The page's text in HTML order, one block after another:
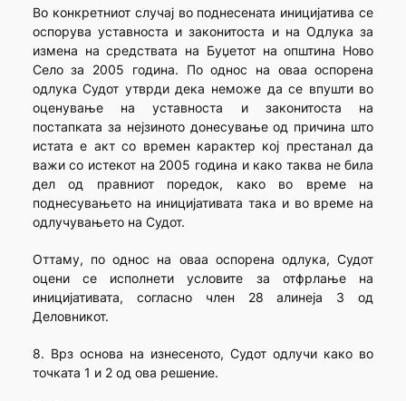
Во конкретниот случај во поднесената иницијатива се
оспорува уставноста и законитоста и на Одлука за
измена на средствата на Буџетот на општина Ново
Село за 2005 година. По однос на оваа оспорена
одлука Судот утврди дека неможе да се впушти во
оценување на уставноста и законитоста на
постапката за нејзиното донесување од причина што
истата е акт со времен карактер кој престанал да
важи со истекот на 2005 година и како таква не била
дел од правниот поредок, како во време на
поднесувањето на иницијативата така и во време на
одлучувањето на Судот.
Оттаму, по однос на оваа оспорена одлука, Судот
оцени се исполнети условите за отфрлање на
иницијативата, согласно член 28 алинеја 3 од
Деловникот.
8. Врз основа на изнесеното, Судот одлучи како во
точката 1 и 2 од ова решение.